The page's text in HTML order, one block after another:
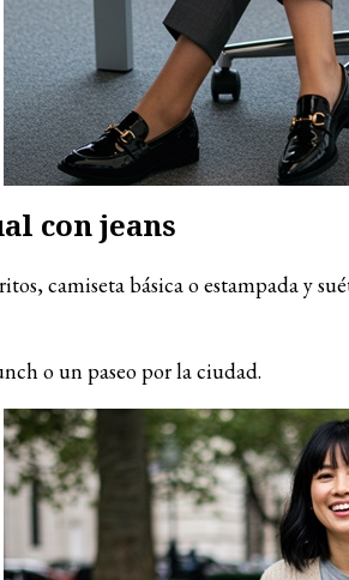
con jeans
camiseta básica o estampada y
o un paseo por la ciudad.